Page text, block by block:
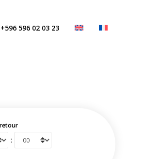
+596 596 02 03 23
: